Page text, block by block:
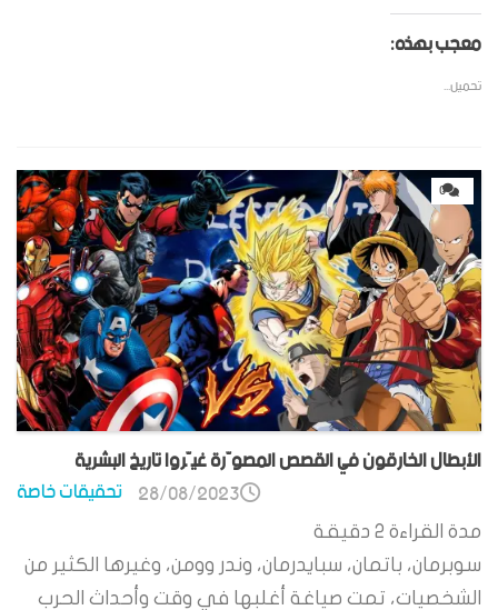
معجب بهذه:
تحميل...
0
الأبطال الخارقون في القصص المصوّرة غيّروا تاريخ البشرية
تحقيقات خاصة 28/08/2023
مدة القراءة 2 دقيقة
سوبرمان، باتمان، سبايدرمان، وندر وومن، وغيرها الكثير من
الشخصيات، تمت صياغة أغلبها في وقت وأحداث الحرب